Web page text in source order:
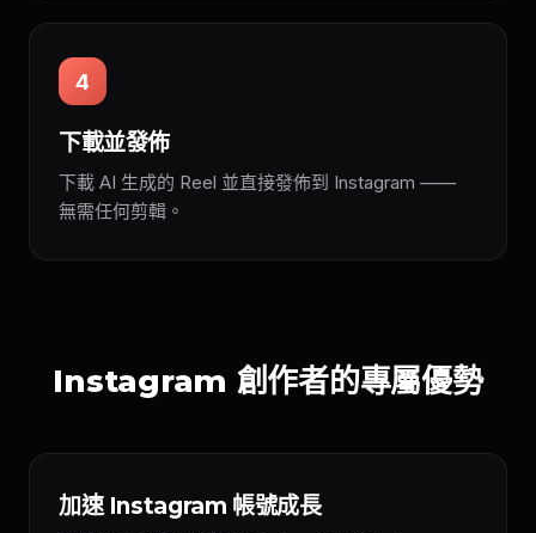
4
下載並發佈
下載 AI 生成的 Reel 並直接發佈到 Instagram ——
無需任何剪輯。
Instagram 創作者的專屬優勢
加速 Instagram 帳號成長